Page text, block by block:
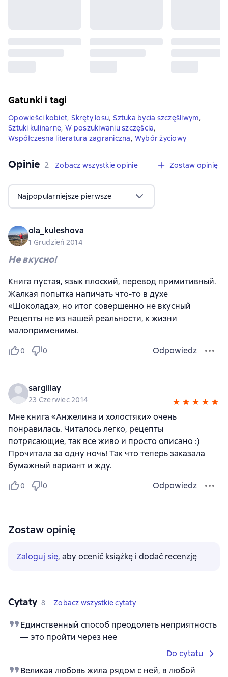
Gatunki i tagi
Opowieści kobiet, Skręty losu, Sztuka bycia szczęśliwym,
Sztuki kulinarne, W poszukiwaniu szczęścia,
Współczesna literatura zagraniczna, Wybór życiowy
Opinie 2 opinie
2 Zobacz wszystkie opinie Zostaw opinię
Najpopularniejsze pierwsze
ola_kuleshova
1 Grudzień 2014
Не вкусно!
Книга пустая, язык плоский, перевод примитивный.
Жалкая попытка напичать что-то в духе
«Шоколада», но итог совершенно не вкусный
Рецепты не из нашей реальности, к жизни
малоприменимы.
0 0 Odpowiedz
sargillay
23 Czerwiec 2014
Мне книга «Анжелина и холостяки» очень
понравилась. Читалось легко, рецепты
потрясающие, так все живо и просто описано :)
Прочитала за одну ночь! Так что теперь заказала
бумажный вариант и жду.
0 0 Odpowiedz
Zostaw opinię
Zaloguj się, aby ocenić książkę i dodać recenzję
Cytaty 8 Zobacz wszystkie cytaty
Единственный способ преодолеть неприятность
— это пройти через нее
Do cytatu
Великая любовь жила рядом с ней, в любой